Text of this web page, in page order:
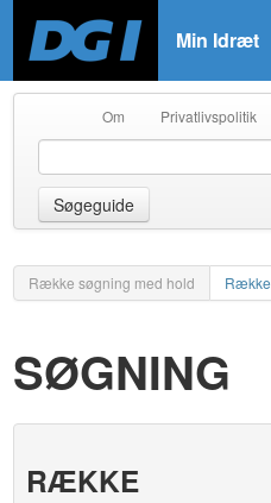
Min Idræt
Om Privatlivspolitik
Søgeguide
Række søgning med hold Række
SØGNING
RÆKKE